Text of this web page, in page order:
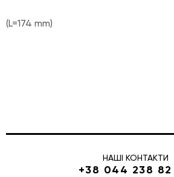
(L=174 mm)
НАШІ КОНТАКТИ
+38 044 238